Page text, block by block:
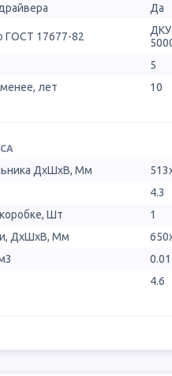
Да
ГОСТ 17677-82
5
лет
10
ДхШхВ, Мм
4.3
Шт
1
ДхШхВ, Мм
0.01
4.6